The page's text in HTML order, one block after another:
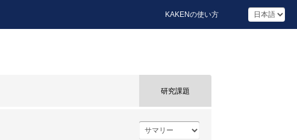
KAKENの使い方
研究課題